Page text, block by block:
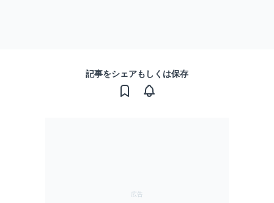
記事をシェアもしくは保存